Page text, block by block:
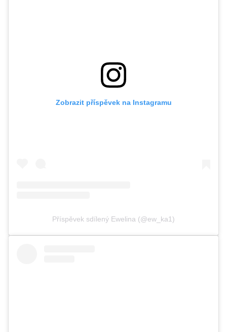
Zobrazit příspěvek na Instagramu
Příspěvek sdílený Ewelina (@ew_ka1)